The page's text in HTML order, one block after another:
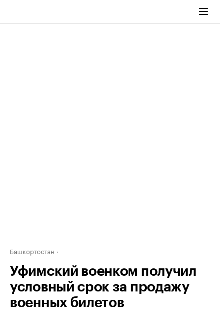
Башкортостан
Уфимский военком получил
условный срок за продажу
военных билетов